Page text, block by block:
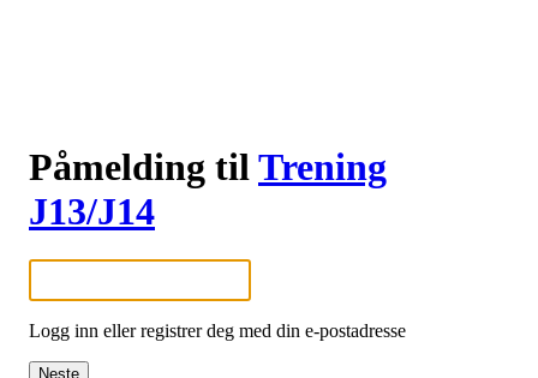
Påmelding til Trening
J13/J14
Logg inn eller registrer deg med din e-postadresse
Neste